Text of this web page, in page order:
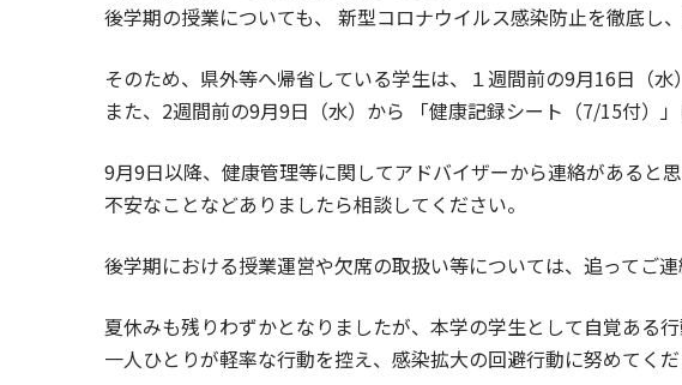
後学期の授業についても、 新型コロナウイルス感染防止を徹底し
そのため、県外等へ帰省している学生は、１週間前の9月16日（
また、2週間前の9月9日（水）から 「健康記録シート（7/15付）
9月9日以降、健康管理等に関してアドバイザーから連絡があると思
不安なことなどありましたら相談してください。
後学期における授業運営や欠席の取扱い等については、追ってご連
夏休みも残りわずかとなりましたが、本学の学生として自覚ある行
一人ひとりが軽率な行動を控え、感染拡大の回避行動に努めてくだ